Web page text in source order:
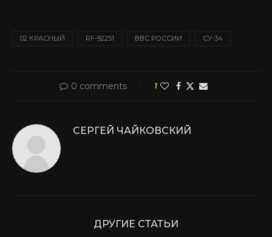
02 КРАСНЫЙ RF-92251 ВВС РОССИИ СУ-34
0 comments 1
СЕРГЕЙ ЧАЙКОВСКИЙ
ДРУГИЕ СТАТЬИ